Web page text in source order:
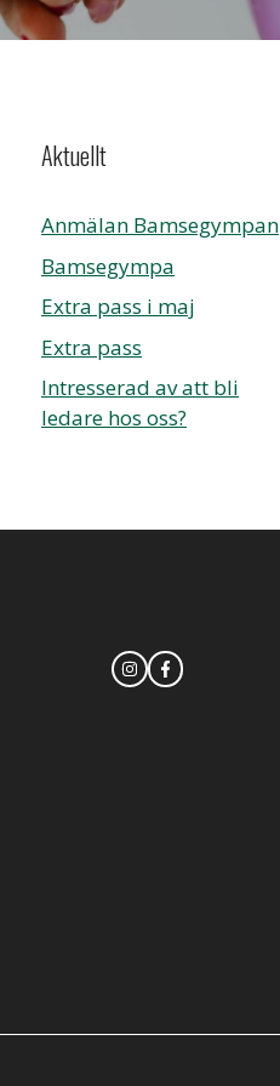
Aktuellt
Anmälan Bamsegympan
Bamsegympa
Extra pass i maj
Extra pass
Intresserad av att bli
ledare hos oss?